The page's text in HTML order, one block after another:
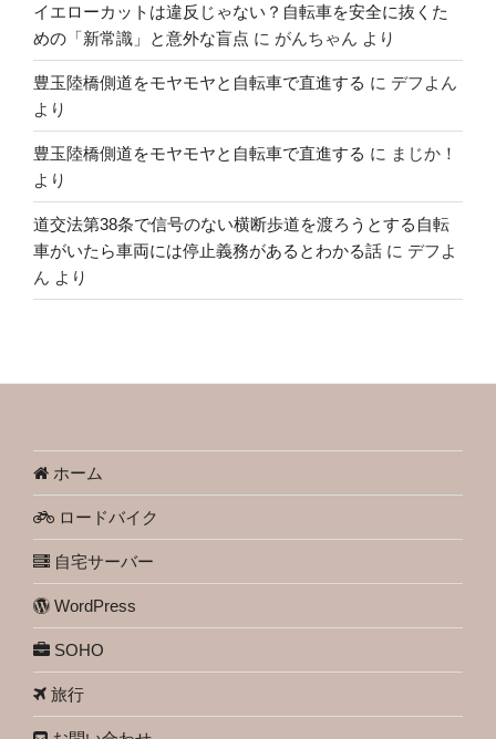
イエローカットは違反じゃない？自転車を安全に抜くた
めの「新常識」と意外な盲点 に がんちゃん より
豊玉陸橋側道をモヤモヤと自転車で直進する に デフよん
より
豊玉陸橋側道をモヤモヤと自転車で直進する に まじか！
より
道交法第38条で信号のない横断歩道を渡ろうとする自転
車がいたら車両には停止義務があるとわかる話 に デフよ
ん より
ホーム
ロードバイク
自宅サーバー
WordPress
SOHO
旅行